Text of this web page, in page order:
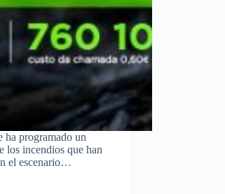
ha programado un
los incendios que han
el escenario…